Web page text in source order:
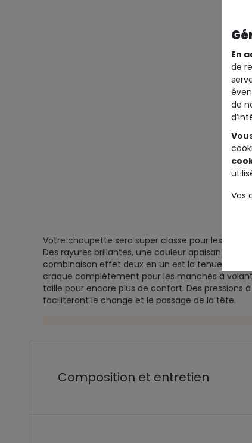
Votre choupette sera super classe pour les
Des rayures brillantes, une couleur apaisante et
combinaison effet deux en un est la tenue idéale
craque complétement pour les manches à
taille pour encore plus de confort. Des pressions
faciliteront le change et le passage de la tête.
Composition et entretien
En
de
de
Vos